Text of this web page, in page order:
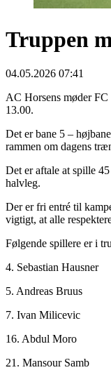
Truppen
04.05.2026 07:41
AC Horsens møder
13.00.
Det er bane 5 –
rammen om dagens
Det er aftale at spille
halvleg.
Der er fri entré til
vigtigt, at alle
Følgende spillere er i
4. Sebastian Hausner
5. Andreas Bruus
7. Ivan Milicevic
16. Abdul Moro
21. Mansour Samb